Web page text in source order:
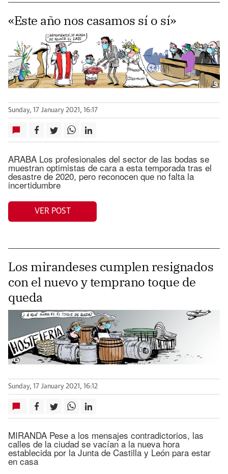
«Este año nos casamos sí o sí»
Sunday, 17 January 2021, 16:17
ARABA Los profesionales del sector de las bodas se
muestran optimistas de cara a esta temporada tras el
desastre de 2020, pero reconocen que no falta la
incertidumbre
VER POST
Los mirandeses cumplen resignados
con el nuevo y temprano toque de
queda
Sunday, 17 January 2021, 16:12
MIRANDA Pese a los mensajes contradictorios, las
calles de la ciudad se vacían a la nueva hora
establecida por la Junta de Castilla y León para estar
en casa